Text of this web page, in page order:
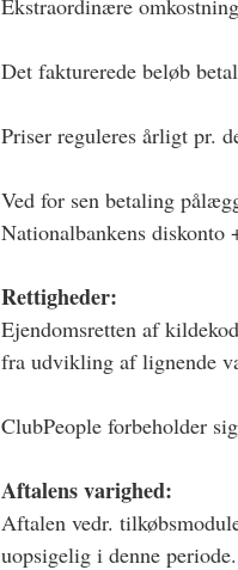
Ekstraordinære
Det fakturerede beløb
Priser reguleres årligt pr.
Ved for sen betaling
Nationalbankens diskonto
Rettigheder:
Ejendomsretten af
fra udvikling af lignende
ClubPeople forbeholder
Aftalens varighed:
Aftalen vedr.
uopsigelig i denne